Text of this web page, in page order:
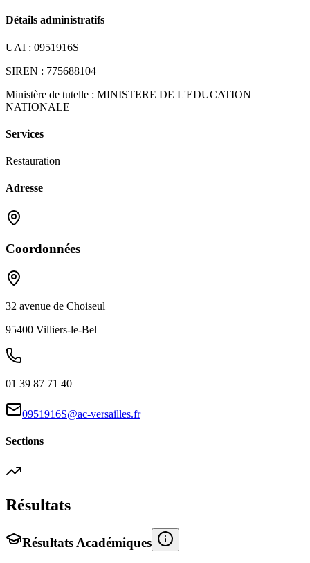
Détails administratifs
UAI : 0951916S
SIREN : 775688104
Ministère de tutelle : MINISTERE DE L'EDUCATION
NATIONALE
Services
Restauration
Adresse
Coordonnées
32 avenue de Choiseul
95400 Villiers-le-Bel
01 39 87 71 40
0951916S@ac-versailles.fr
Sections
Résultats
Résultats Académiques